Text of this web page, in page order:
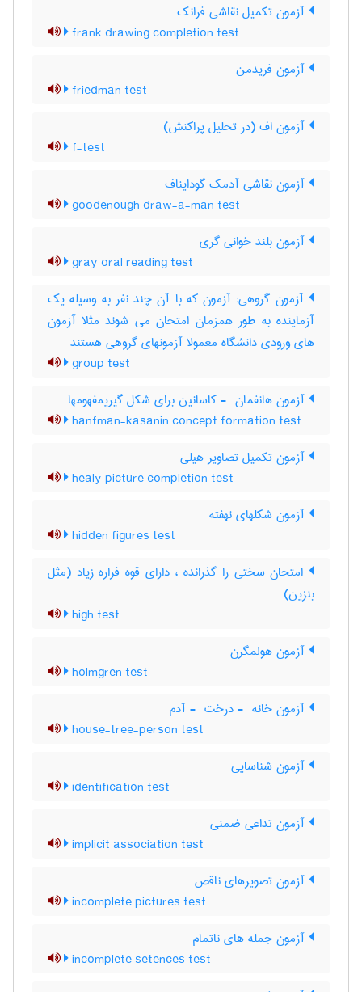
آزمون تکمیل نقاشی فرانک
frank drawing completion test
آزمون فریدمن
friedman test
آزمون اف (در تحلیل پراکنش)
f-test
آزمون نقاشی آدمک گودایناف
goodenough draw-a-man test
آزمون بلند خوانی گری
gray oral reading test
آزمون گروهی: آزمون که با آن چند نفر به وسیله یک
آزماینده به طور همزمان امتحان می شوند مثلا آزمون
های ورودی دانشگاه معمولا آزمونهای گروهی هستند
group test
آزمون هانفمان ‎ - کاسانین برای شکل گیریمفهومها
hanfman-kasanin concept formation test
آزمون تکمیل تصاویر هیلی
healy picture completion test
آزمون شکلهای نهفته
hidden figures test
امتحان سختی را گذرانده ، دارای قوه فراره زیاد (مثل
بنزین)
high test
آزمون هولمگرن
holmgren test
آزمون خانه ‎ - درخت ‎ - آدم
house-tree-person test
آزمون شناسایی
identification test
آزمون تداعی ضمنی
implicit association test
آزمون تصویرهای ناقص
incomplete pictures test
آزمون جمله های ناتمام
incomplete setences test